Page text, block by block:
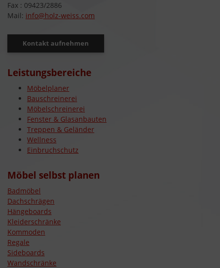
Fax : 09423/2886
Mail: info@holz-weiss.com
Kontakt aufnehmen
Leistungsbereiche
Möbelplaner
Bauschreinerei
Möbelschreinerei
Fenster & Glasanbauten
Treppen & Geländer
Wellness
Einbruchschutz
Möbel selbst planen
Badmöbel
Dachschrägen
Hängeboards
Kleiderschränke
Kommoden
Regale
Sideboards
Wandschränke